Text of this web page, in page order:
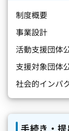
制度概要
事業設計
活動支援団体
支援対象団体
社会的インパ
手続き・